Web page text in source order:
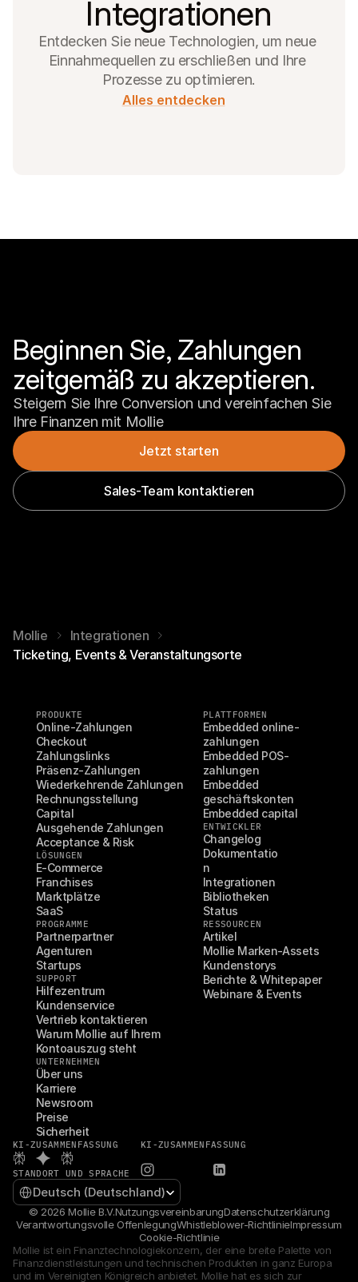
Integrationen
Entdecken Sie neue Technologien, um neue
Einnahmequellen zu erschließen und Ihre
Prozesse zu optimieren.
Alles entdecken
Beginnen Sie, Zahlungen
zeitgemäß zu akzeptieren.
Steigern Sie Ihre Conversion und vereinfachen Sie
Ihre Finanzen mit Mollie
Jetzt starten
Sales-Team kontaktieren
Mollie
Integrationen
Ticketing, Events & Veranstaltungsorte
PRODUKTE
Online-Zahlungen
Checkout
Zahlungslinks
Präsenz-Zahlungen
Wiederkehrende Zahlungen
Rechnungsstellung
Capital
Ausgehende Zahlungen
Acceptance & Risk
LÖSUNGEN
E-Commerce
Franchises
Marktplätze
SaaS
PROGRAMME
Partnerpartner
Agenturen
Startups
SUPPORT
Hilfezentrum
Kundenservice
Vertrieb kontaktieren
Warum Mollie auf Ihrem
Kontoauszug steht
UNTERNEHMEN
Über uns
Karriere
Newsroom
Preise
Sicherheit
PLATTFORMEN
Embedded online-
zahlungen
Embedded POS-
zahlungen
Embedded
geschäftskonten
Embedded capital
ENTWICKLER
Changelog
Dokumentatio
n
Integrationen
Bibliotheken
Status
RESSOURCEN
Artikel
Mollie Marken-Assets
Kundenstorys
Berichte & Whitepaper
Webinare & Events
KI-ZUSAMMENFASSUNG KI-ZUSAMMENFASSUNG
STANDORT UND SPRACHE
Select Language
Deutsch (Deutschland)
© 2026 Mollie B.V.NutzungsvereinbarungDatenschutzerklärung
Verantwortungsvolle OffenlegungWhistleblower-RichtlinieImpressum
Cookie-Richtlinie
Mollie ist ein Finanztechnologiekonzern, der eine breite Palette von
Finanzdienstleistungen und technischen Produkten in ganz Europa
und im Vereinigten Königreich anbietet. Mollie hat es sich zur